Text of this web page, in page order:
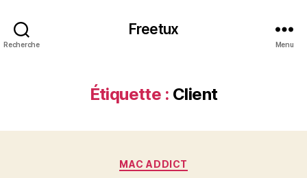
Recherche
Freetux
Menu
Étiquette : Client
Catégories
MAC ADDICT